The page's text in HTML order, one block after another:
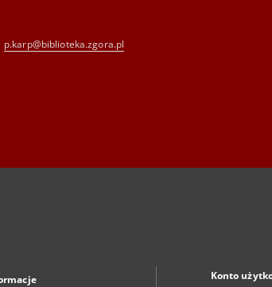
p.karp@biblioteka.zgora.pl
Konto